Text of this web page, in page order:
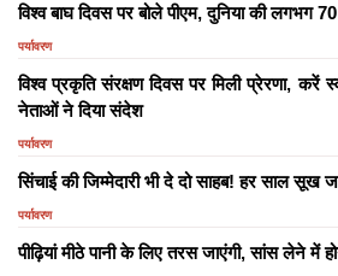
विश्व बाघ दिवस पर बोले पीएम, दुनिया की लगभग
पर्यावरण
विश्व प्रकृति संरक्षण दिवस पर मिली प्रेरणा, करें
नेताओं ने दिया संदेश
पर्यावरण
सिंचाई की जिम्मेदारी भी दे दो साहब! हर साल सूख
पर्यावरण
पीढ़ियां मीठे पानी के लिए तरस जाएंगी, सांस लेने में